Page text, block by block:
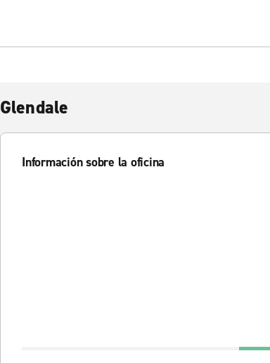
Glendale
Información sobre la oficina